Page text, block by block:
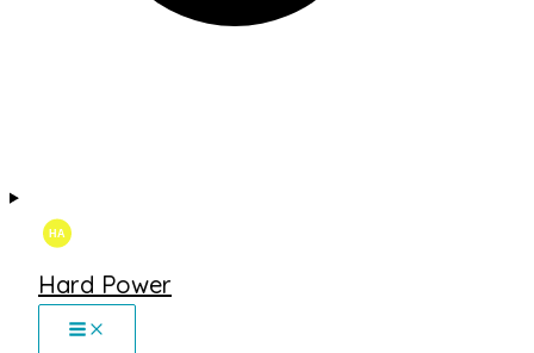
Hard Power